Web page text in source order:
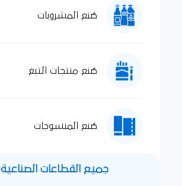
صُنع المشروبات
صُنع منتجات التبغ
صُنع المنسوجات
جميع القطاعات الصناعية